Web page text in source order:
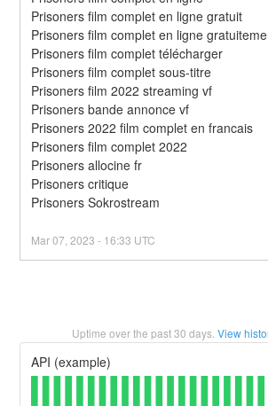
Prisoners film complet en ligne gratuit
Prisoners film complet en ligne
Prisoners film complet télécharger
Prisoners film complet sous-titre
Prisoners film 2022 streaming vf
Prisoners bande annonce vf
Prisoners 2022 film complet en francais
Prisoners film complet 2022
Prisoners allocine fr
Prisoners critique
Prisoners Sokrostream
Mar07 ,2023 - 16:33 UTC
Uptime over the past30 days. View
API (example)